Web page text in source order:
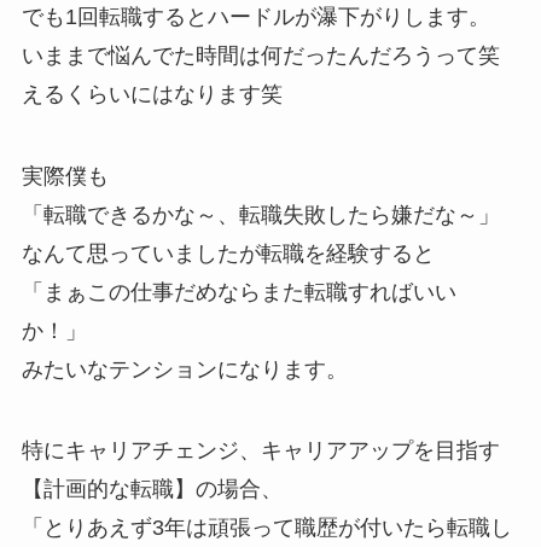
でも1回転職するとハードルが瀑下がりします。
いままで悩んでた時間は何だったんだろうって笑
えるくらいにはなります笑
実際僕も
「転職できるかな～、転職失敗したら嫌だな～」
なんて思っていましたが転職を経験すると
「まぁこの仕事だめならまた転職すればいい
か！」
みたいなテンションになります。
特にキャリアチェンジ、キャリアアップを目指す
【計画的な転職】の場合、
「とりあえず3年は頑張って職歴が付いたら転職し